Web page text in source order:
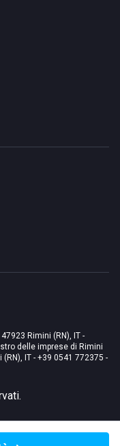
Rimini (RN), IT -
delle imprese di Rimini
(RN), IT - +39 0541 772375 -